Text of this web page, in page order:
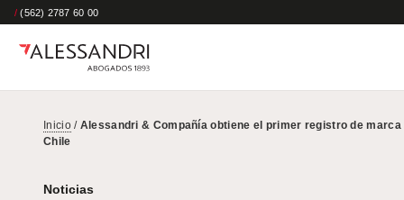
/ (562) 2787 60 00
Inicio/ Alessandri & Compañía obtiene el primer registro de marca
Chile
Noticias